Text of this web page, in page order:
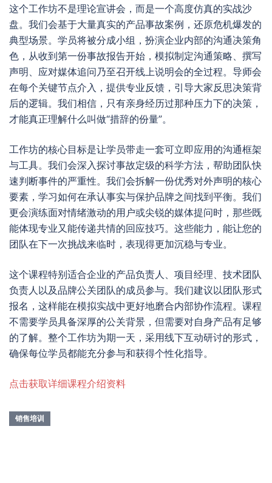
这个工作坊不是理论宣讲会，而是一个高度仿真的实战沙
盘。我们会基于大量真实的产品事故案例，还原危机爆发的
典型场景。学员将被分成小组，扮演企业内部的沟通决策角
色，从收到第一份事故报告开始，模拟制定沟通策略、撰写
声明、应对媒体追问乃至召开线上说明会的全过程。导师会
在每个关键节点介入，提供专业反馈，引导大家反思决策背
后的逻辑。我们相信，只有亲身经历过那种压力下的决策，
才能真正理解什么叫做“措辞的份量”。
工作坊的核心目标是让学员带走一套可立即应用的沟通框架
与工具。我们会深入探讨事故定级的科学方法，帮助团队快
速判断事件的严重性。我们会拆解一份优秀对外声明的核心
要素，学习如何在承认事实与保护品牌之间找到平衡。我们
更会演练面对情绪激动的用户或尖锐的媒体提问时，那些既
能体现专业又能传递共情的回应技巧。这些能力，能让您的
团队在下一次挑战来临时，表现得更加沉稳与专业。
这个课程特别适合企业的产品负责人、项目经理、技术团队
负责人以及品牌公关团队的成员参与。我们建议以团队形式
报名，这样能在模拟实战中更好地磨合内部协作流程。课程
不需要学员具备深厚的公关背景，但需要对自身产品有足够
的了解。整个工作坊为期一天，采用线下互动研讨的形式，
确保每位学员都能充分参与和获得个性化指导。
点击获取详细课程介绍资料
销售培训